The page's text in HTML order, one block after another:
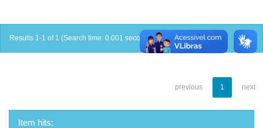
Results 1-1 of 1 (Search time: 0.001 seconds).
previous 1 next
Item hits: